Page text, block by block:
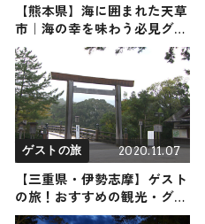
【熊本県】海に囲まれた天草
市｜海の幸を味わう必見グル
メスポット３選
ゲストの旅 2020.11.07
【三重県・伊勢志摩】ゲスト
の旅！おすすめの観光・グル
メをご紹介